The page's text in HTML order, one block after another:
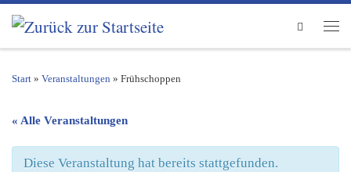
Zum Inhalt springen
Search
Start » Veranstaltungen » Frühschoppen
« Alle Veranstaltungen
Diese Veranstaltung hat bereits stattgefunden.